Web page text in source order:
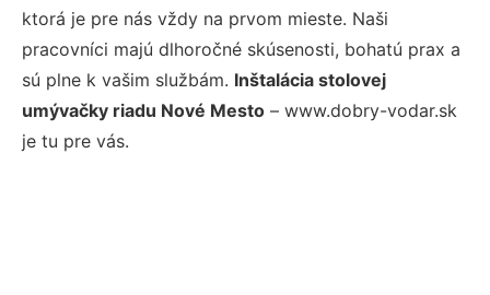
ktorá je pre nás vždy na prvom mieste. Naši
pracovníci majú dlhoročné skúsenosti, bohatú prax a
sú plne k vašim službám. Inštalácia stolovej
umývačky riadu Nové Mesto – www.dobry-vodar.sk
je tu pre vás.